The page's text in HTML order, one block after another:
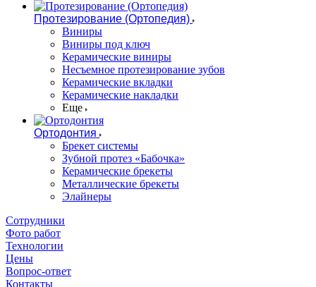
Протезирование (Ортопедия)
Виниры
Виниры под ключ
Керамические виниры
Несъемное протезирование зубов
Керамические вкладки
Керамические накладки
Еще
Ортодонтия
Брекет системы
Зубной протез «Бабочка»
Керамические брекеты
Металлические брекеты
Элайнеры
Сотрудники
Фото работ
Технологии
Цены
Вопрос-ответ
Контакты